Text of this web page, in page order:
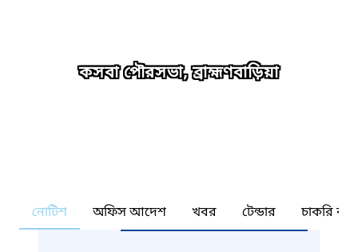
কসবা পৌরসভা, ব্রাহ্মণবাড়িয়া
নোটিশ অফিস আদেশ খবর টেন্ডার চাকরি